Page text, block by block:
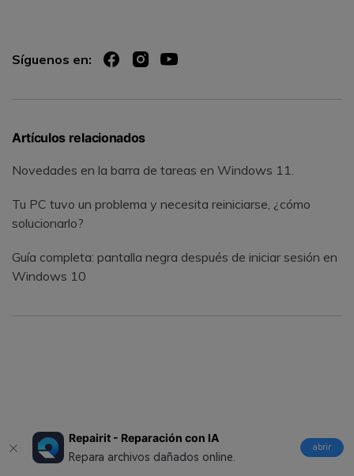
Repairit - Reparación con IA
Repara archivos dañados online.
abrir
Síguenos en:
Artículos relacionados
Novedades en la barra de tareas en Windows 11.
Tu PC tuvo un problema y necesita reiniciarse, ¿cómo
solucionarlo?
Guía completa: pantalla negra después de iniciar sesión en
Windows 10